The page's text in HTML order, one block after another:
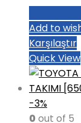
Add to
Karşılaştır
Quick View
-3%
0 out of 5